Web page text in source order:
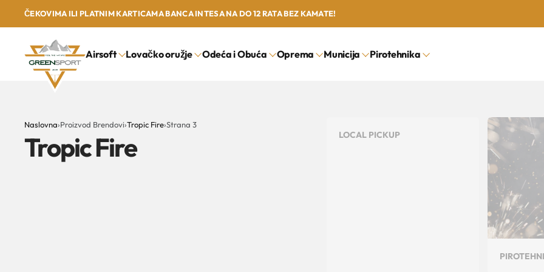
ČEKOVIMA ILI PLATNIM KARTICAMA BANCA INTESA NA DO 12 RATA BEZ KAMATE!
Airsoft Lovačko oružje Odeća i Obuća Oprema Municija Pirotehnika
Naslovna›Proizvod Brendovi›Tropic Fire›Strana 3
Tropic Fire LOCAL PICKUP